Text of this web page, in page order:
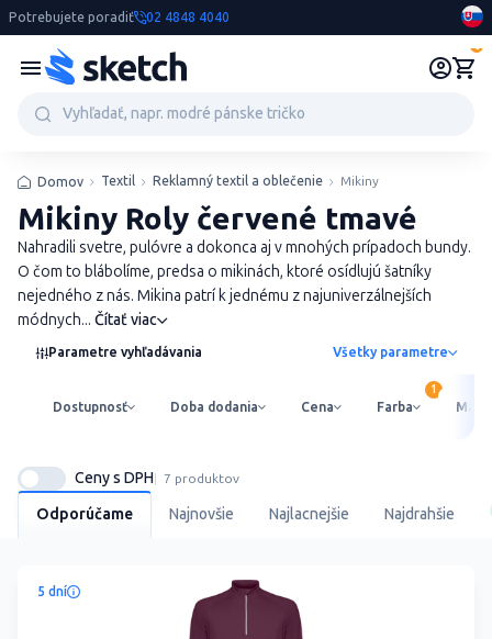
Potrebujete poradiť 02 4848 4040
Domov Textil Reklamný textil a oblečenie Mikiny
Mikiny Roly červené tmavé
Nahradili svetre, pulóvre a dokonca aj v mnohých prípadoch bundy.
O čom to blábolíme, predsa o mikinách, ktoré osídlujú šatníky
nejedného z nás. Mikina patrí k jednému z najuniverzálnejších
módnych... Čítať viac
Parametre vyhľadávania Všetky parametre
Dostupnosť Doba dodania Cena Farba
Odporúčame Najnovšie Najlacnejšie Najdrahšie
Ceny s DPH 7 produktov
5 dní